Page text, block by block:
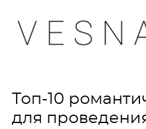
Топ-10
для